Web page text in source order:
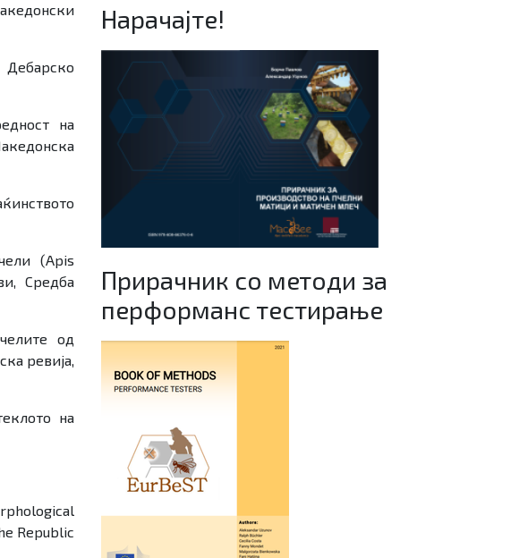
Дебарско
на
(Apis
Средба
од
ревија,
на
Republic
Нарачајте!
Прирачник со методи за
перформанс тестирање